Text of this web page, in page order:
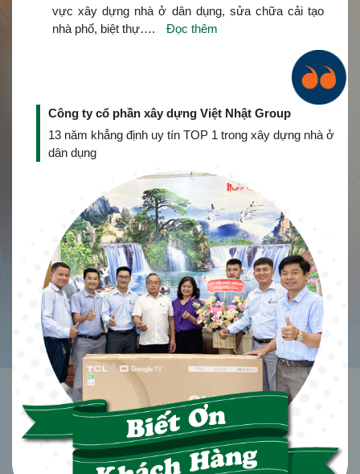
vực xây dựng nhà ở dân dụng, sửa chữa cải tạo
nhà phố, biệt thự….
Đọc thêm
Công ty cổ phần xây dựng Việt Nhật Group
13 năm khẳng định uy tín TOP 1 trong xây dựng nhà ở
dân dụng